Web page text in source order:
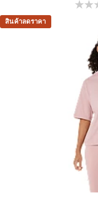
0.0 จาก 5 ดาว
สินค้าลดราคา